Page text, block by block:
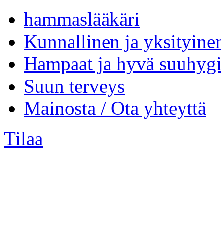
hammaslääkäri
Kunnallinen ja
Hampaat ja hyvä
Suun terveys
Mainosta / Ota yhteyttä
Tilaa